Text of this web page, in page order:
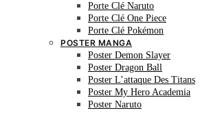
Porte Clé Naruto
Porte Clé One Piece
Porte Clé Pokémon
POSTER MANGA
Poster Demon Slayer
Poster Dragon Ball
Poster L’attaque Des Titans
Poster My Hero Academia
Poster Naruto